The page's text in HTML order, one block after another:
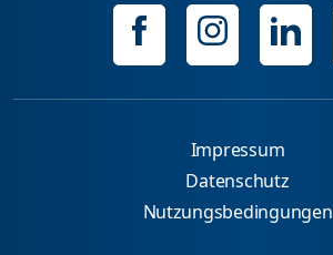
Impressum
Datenschutz
Nutzungsbedingungen